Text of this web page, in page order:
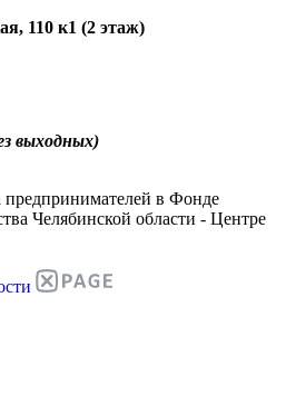
110 к1 (2 этаж)
выходных)
предпринимателей в Фонде
Челябинской области - Центре